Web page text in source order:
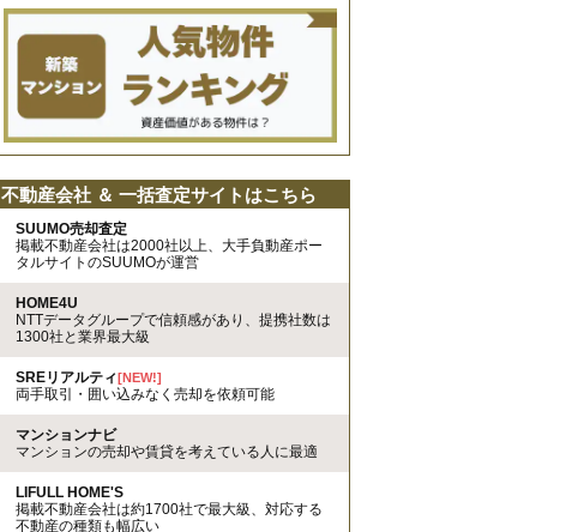
不動産会社 ＆ 一括査定サイトはこちら
SUUMO売却査定
掲載不動産会社は2000社以上、大手負動産ポー
タルサイトのSUUMOが運営
HOME4U
NTTデータグループで信頼感があり、提携社数は
1300社と業界最大級
SREリアルティ[NEW!]
両手取引・囲い込みなく売却を依頼可能
マンションナビ
マンションの売却や賃貸を考えている人に最適
LIFULL HOME'S
掲載不動産会社は約1700社で最大級、対応する
不動産の種類も幅広い